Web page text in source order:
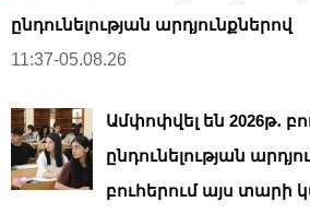
ընդունելության արդյունքներով
11:37-05.08.26
Ամփոփվել են 2026թ․
ընդունելության
բուհերում այս տարի